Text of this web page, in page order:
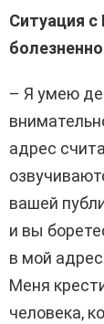
Ситуация
– Я умею
адрес
вашей
и вы
в мой
Меня
человека,